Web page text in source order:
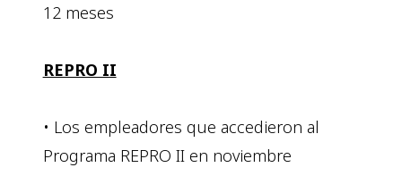
12 meses
REPRO II
• Los empleadores que accedieron al
Programa REPRO II en noviembre